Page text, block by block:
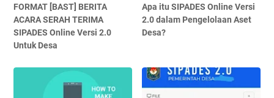
FORMAT [BAST] BERITA
ACARA SERAH TERIMA
SIPADES Online Versi 2.0
Untuk Desa
Apa itu SIPADES Online Versi
2.0 dalam Pengelolaan Aset
Desa?